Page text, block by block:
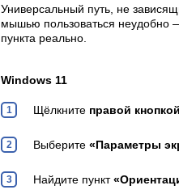
Универсальный путь, не
мышью пользоваться неудобно
пункта реально.
Windows 11
Щёлкните правой
Выберите «Параметры
Найдите пункт